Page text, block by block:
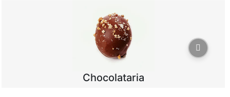
Chocolataria